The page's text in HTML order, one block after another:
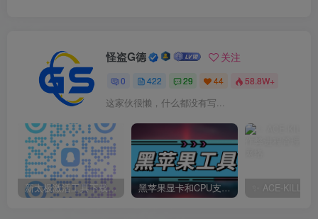
怪盗G德 关注
0 422 29 44 58.8W+
这家伙很懒，什么都没有写...
新太极激活工具下载/教程/充值/开户(QQ交流群号749113977) 黑苹果显卡和CPU支持情况以及购买硬件防踩坑指南